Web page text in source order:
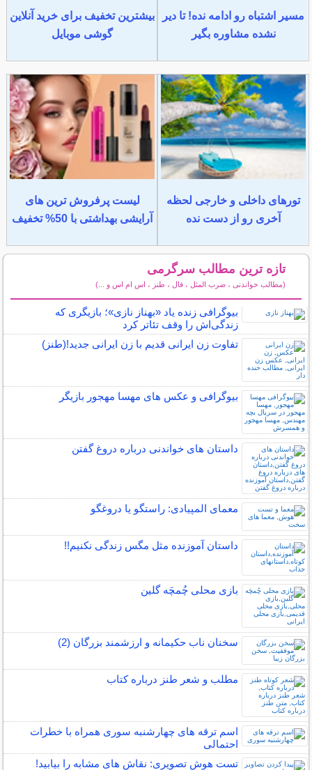
مسیر اشتباه رو ادامه نده! تا دیر
نشده مشاوره بگیر
بیشترین تخفیف برای خرید آنلاین
گوشی موبایل
تورهای داخلی و خارجی لحظه
آخری رو از دست نده
لیست پرفروش ترین های
آرایشی بهداشتی با 50% تخفیف
تازه ترین مطالب سرگرمی
(مطالب خواندنی ، ضرب المثل ، فال ، طنز ، اس ام اس و ...)
بیوگرافی زنده یاد «بهناز نازی»؛ بازیگری که
زندگی‌اش را وقف تئاتر کرد
تفاوت زن ایرانی قدیم با زن ایرانی جدید!(طنز)
بیوگرافی و عکس های مهسا مهجور بازیگر
داستان های خواندنی درباره دروغ گفتن
معمای المپیادی: راستگو یا دروغگو
داستان آموزنده مثل مگس زندگی نکنیم!!
بازی محلی چُمچَه گلین
سخنان ناب حکیمانه و ارزشمند بزرگان (2)
مطلب و شعر طنز درباره کتاب
اسم ترقه های چهارشنبه سوری همراه با خطرات
احتمالی
تست هوش تصویری: نقاش های مشابه را بیابید!